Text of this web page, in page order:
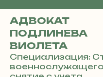
АДВОКАТ
ПОДЛИНЕВА
ВИОЛЕТА
Специализация: